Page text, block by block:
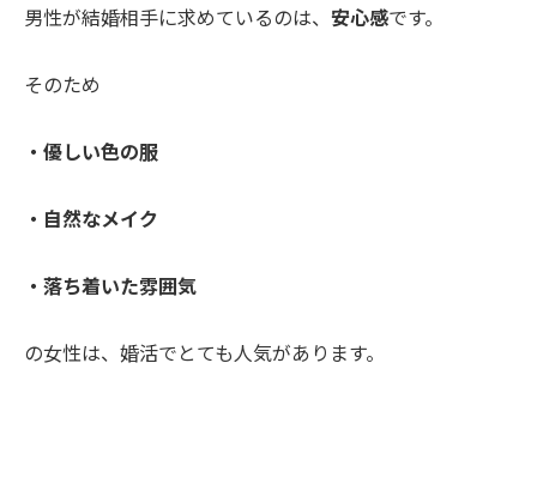
男性が結婚相手に求めているのは、 安心感です。
そのため
・優しい色の服
・自然なメイク
・落ち着いた雰囲気
の女性は、婚活でとても人気があります。